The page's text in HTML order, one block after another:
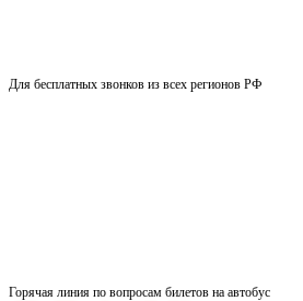
Для бесплатных звонков из всех регионов РФ
Горячая линия по вопросам билетов на автобус